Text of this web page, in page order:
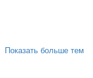
Показать больше тем